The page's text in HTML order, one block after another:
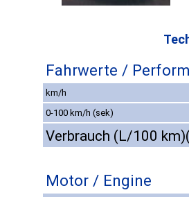
Fahrwerte /
km/h
0-100 km/h (sek)
Verbrauch (L/100 km)
Motor / Engine